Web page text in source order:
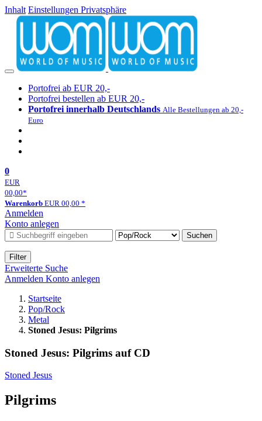
Inhalt Einstellungen Privatsphäre
Portofrei ab EUR 20,-
Portofrei bestellen ab EUR 20,-
Portofrei innerhalb Deutschlands Alle Bestellungen ab 20,-
Euro
0
EUR
00,00*
Warenkorb EUR 00,00 *
Anmelden
Konto anlegen
Suchen
Filter
Erweiterte Suche
Anmelden Konto anlegen
Startseite
Pop/Rock
Metal
Stoned Jesus: Pilgrims
Stoned Jesus: Pilgrims auf CD
Stoned Jesus
Pilgrims